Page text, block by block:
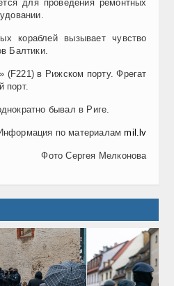
для проведения ремонтных
кораблей вызывает чувство
Балтики.
(F221) в Рижском порту. Фрегат
порт.
бывал в Риге.
по материаламmil.lv
Фото Сергея Мелконова